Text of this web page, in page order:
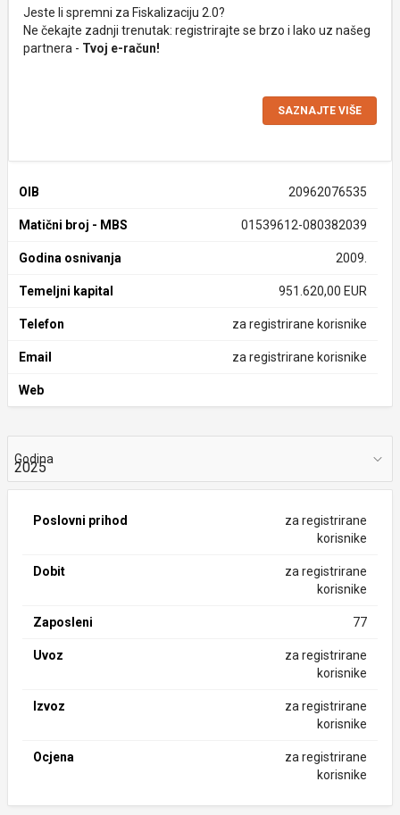
Jeste li spremni za Fiskalizaciju 2.0?
Ne čekajte zadnji trenutak: registrirajte se brzo i lako uz našeg
partnera - Tvoj e-račun!
SAZNAJTE VIŠE
OIB 20962076535
Matični broj - MBS 01539612-080382039
Godina osnivanja 2009.
Temeljni kapital 951.620,00 EUR
Telefon za registrirane korisnike
Email za registrirane korisnike
Web
Godina
Poslovni prihod
za registrirane
korisnike
Dobit
za registrirane
korisnike
Zaposleni 77
Uvoz
za registrirane
korisnike
Izvoz
za registrirane
korisnike
Ocjena
za registrirane
korisnike